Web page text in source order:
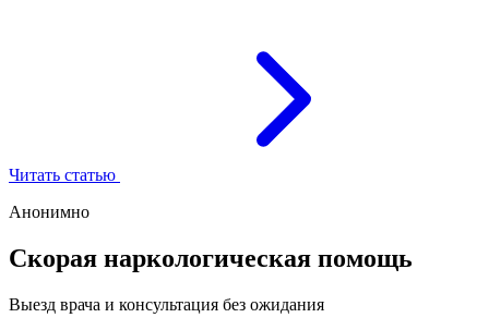
Читать статью
Анонимно
Скорая наркологическая помощь
Выезд врача и консультация без ожидания